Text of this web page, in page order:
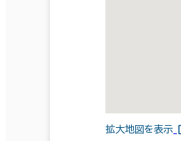
拡大地図を表示